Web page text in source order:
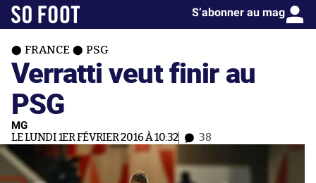
S’abonner au mag
FRANCE PSG
Verratti veut finir au
PSG
MG
LE LUNDI 1ER FÉVRIER 2016 À 10:32 38